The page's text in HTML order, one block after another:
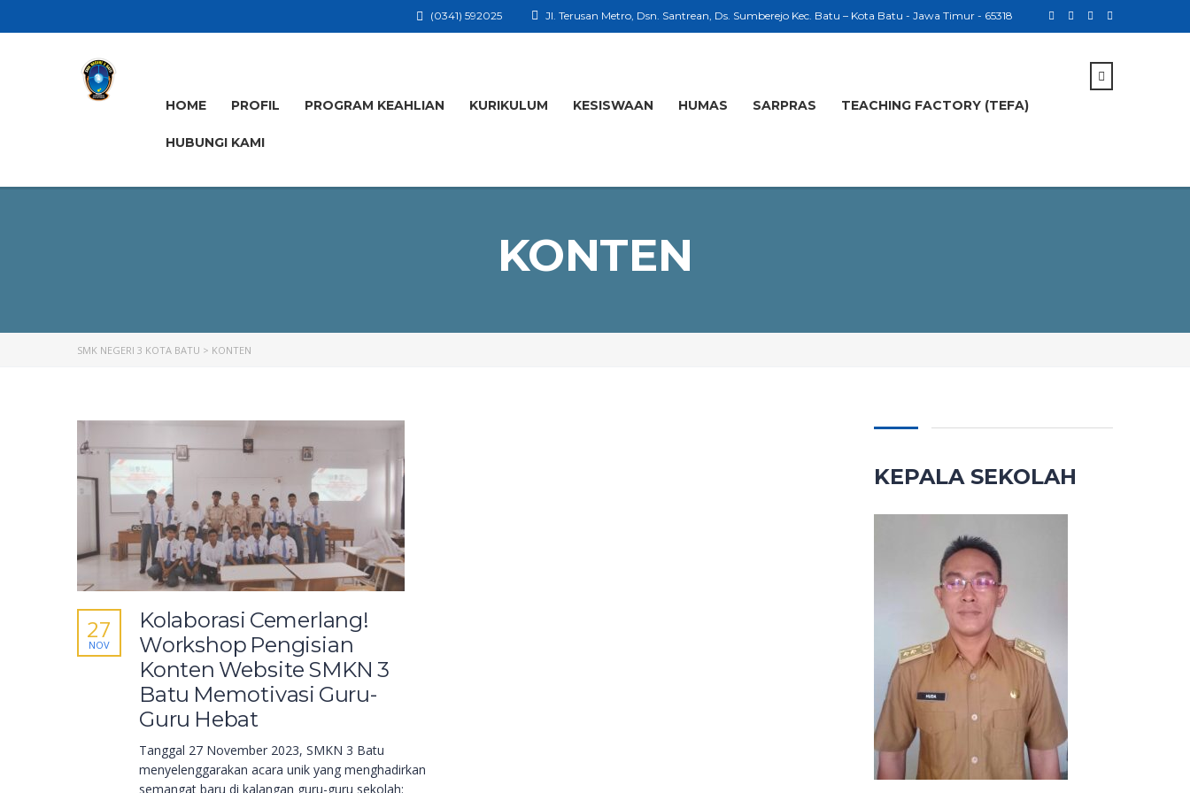
Jl. Terusan Metro, Dsn. Santrean, Ds. Sumberejo Kec. Batu – Kota Batu - Jawa Timur - 65318
(0341) 592025
HOME PROFIL PROGRAM KEAHLIAN KURIKULUM KESISWAAN HUMAS SARPRAS TEACHING FACTORY (TEFA)
HUBUNGI KAMI
KONTEN
SMK NEGERI 3 KOTA BATU > KONTEN
Kolaborasi Cemerlang!
Workshop Pengisian
Konten Website SMKN 3
Batu Memotivasi Guru-
Guru Hebat
27
NOV
Tanggal 27 November 2023, SMKN 3 Batu
menyelenggarakan acara unik yang menghadirkan
semangat baru di kalangan guru-guru sekolah:
KEPALA SEKOLAH